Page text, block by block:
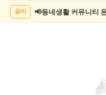
글
공지 📢동네생활 커뮤니티